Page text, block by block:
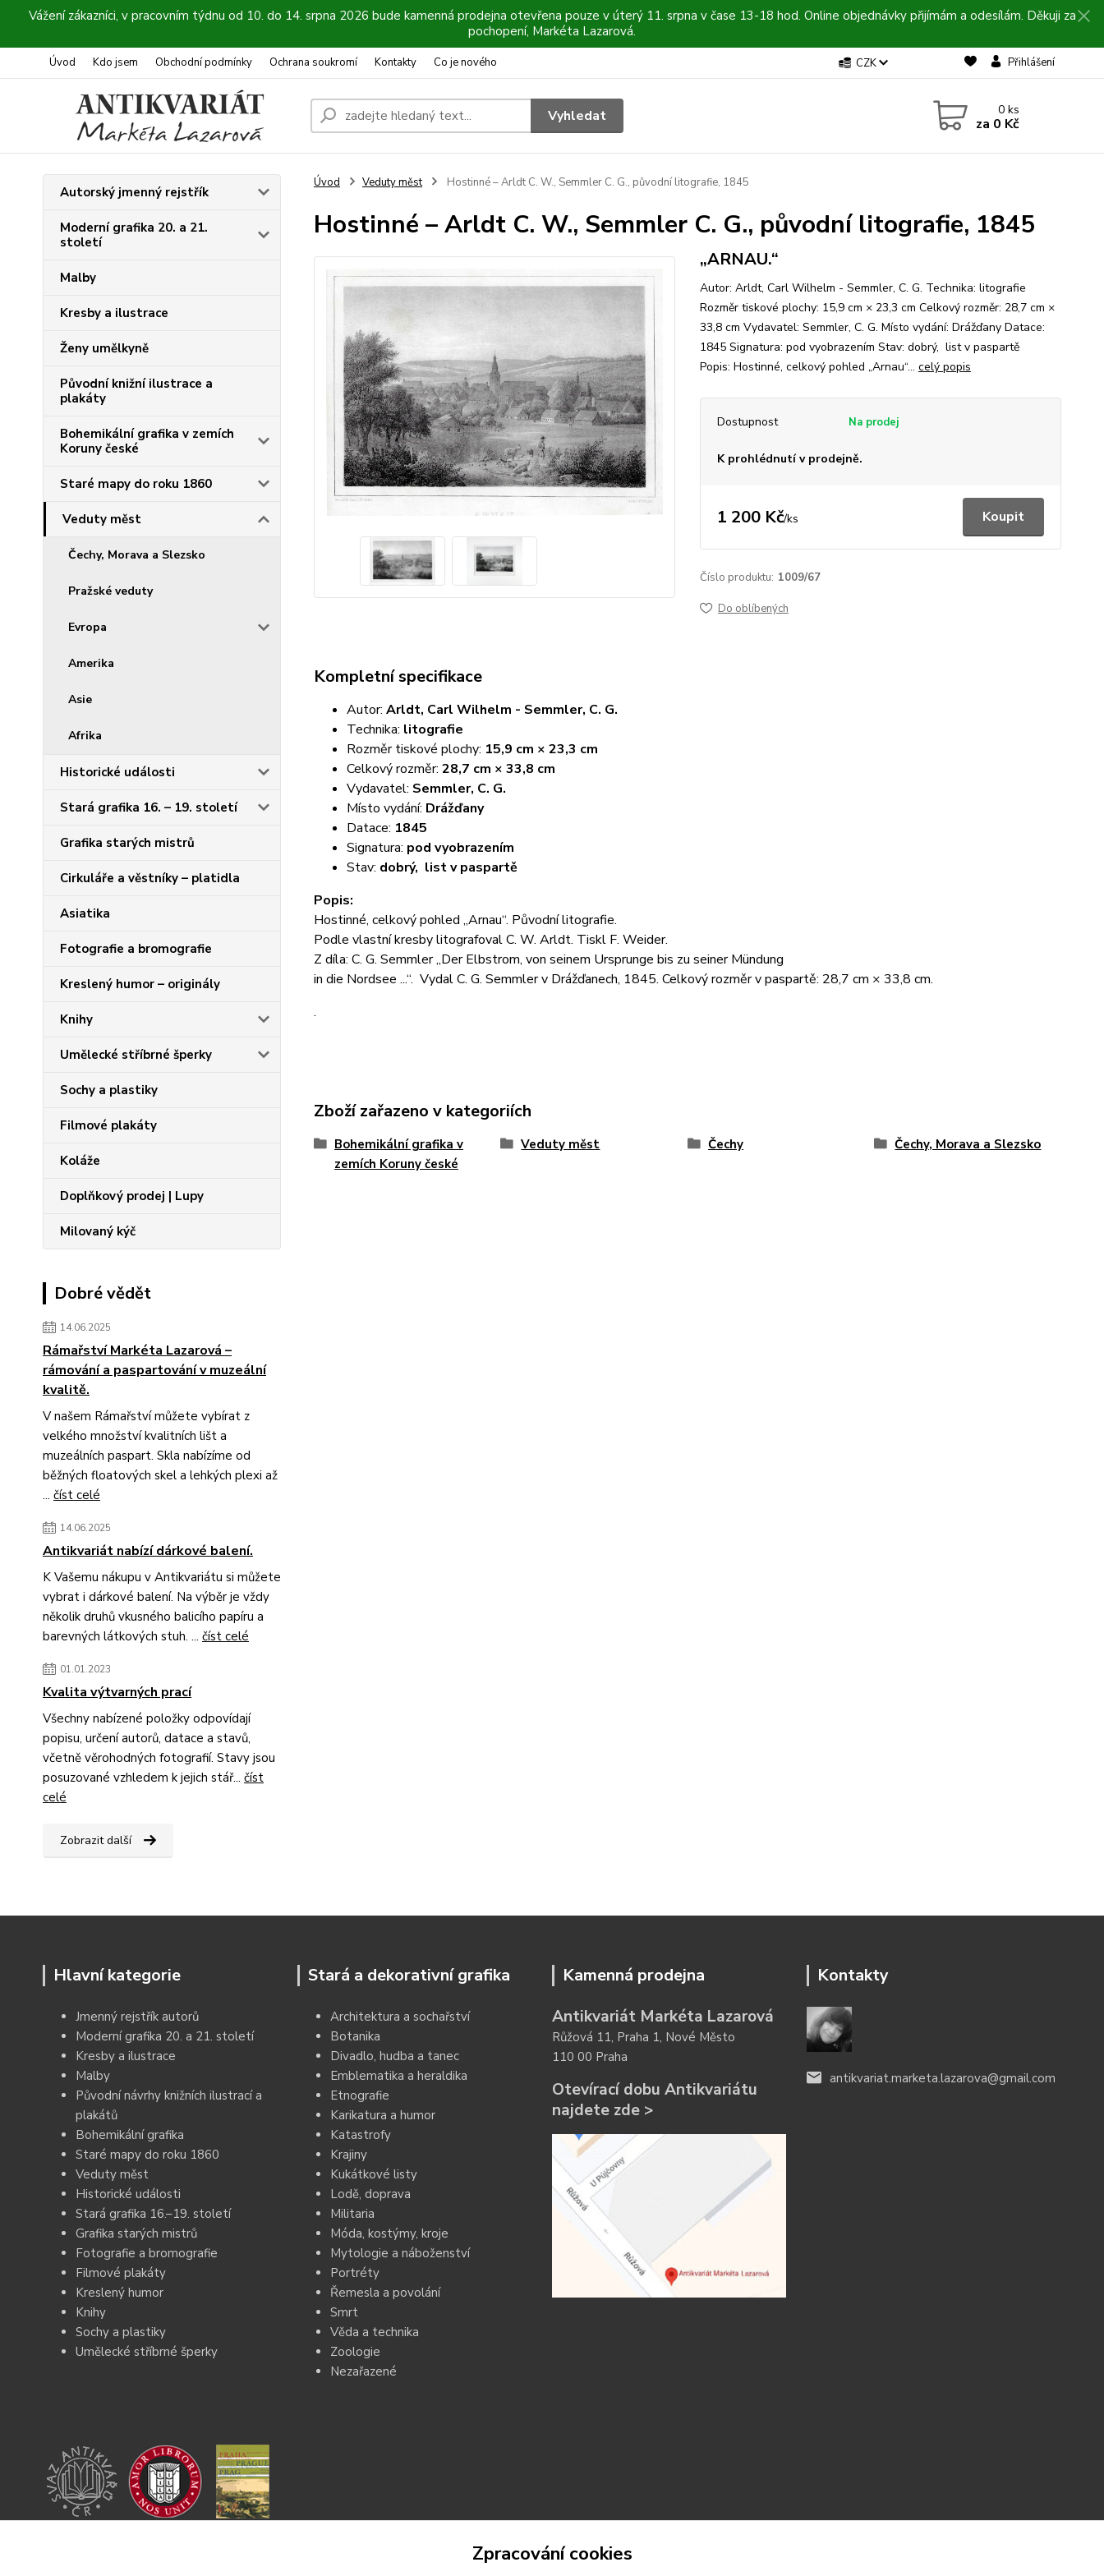
Vážení zákazníci, v pracovním týdnu od 10. do 14. srpna 2026 bude kamenná prodejna otevřena pouze v úterý 11. srpna v čase 13-18 hod. Online objednávky přijímám a odesílám. Děkuji za
pochopení, Markéta Lazarová.
Úvod Kdo jsem Obchodní podmínky Ochrana soukromí Kontakty Co je nového CZK Přihlášení
Vyhledat 0ks
za 0 Kč
Autorský jmenný rejstřík
Moderní grafika 20. a 21.
století
Malby
Kresby a ilustrace
Ženy umělkyně
Původní knižní ilustrace a
plakáty
Bohemikální grafika v zemích
Koruny české
Staré mapy do roku 1860
Veduty měst
Čechy, Morava a Slezsko
Pražské veduty
Evropa
Amerika
Asie
Afrika
Historické události
Stará grafika 16. – 19. století
Grafika starých mistrů
Cirkuláře a věstníky – platidla
Asiatika
Fotografie a bromografie
Kreslený humor – originály
Knihy
Umělecké stříbrné šperky
Sochy a plastiky
Filmové plakáty
Koláže
Doplňkový prodej | Lupy
Milovaný kýč
Dobré vědět
14.06.2025
Rámařství Markéta Lazarová –
rámování a paspartování v muzeální
kvalitě.
V našem Rámařství můžete vybírat z
velkého množství kvalitních lišt a
muzeálních paspart. Skla nabízíme od
běžných floatových skel a lehkých plexi až
... číst celé
14.06.2025
Antikvariát nabízí dárkové balení.
K Vašemu nákupu v Antikvariátu si můžete
vybrat i dárkové balení. Na výběr je vždy
několik druhů vkusného balicího papíru a
barevných látkových stuh. ... číst celé
01.01.2023
Kvalita výtvarných prací
Všechny nabízené položky odpovídají
popisu, určení autorů, datace a stavů,
včetně věrohodných fotografií. Stavy jsou
posuzované vzhledem k jejich stář... číst
celé
Zobrazit další
Úvod Veduty měst Hostinné – Arldt C. W., Semmler C. G., původní litografie, 1845
Hostinné – Arldt C. W., Semmler C. G., původní litografie, 1845
„ARNAU.“
Autor: Arldt, Carl Wilhelm - Semmler, C. G. Technika: litografie
Rozměr tiskové plochy: 15,9 cm × 23,3 cm Celkový rozměr: 28,7 cm ×
33,8 cm Vydavatel: Semmler, C. G. Místo vydání: Drážďany Datace:
1845 Signatura: pod vyobrazením Stav: dobrý, list v paspartě
Popis: Hostinné, celkový pohled „Arnau“... celý popis
Dostupnost
K prohlédnutí v prodejně.
1 200 Kč/ks Koupit
Číslo produktu: 1009/67
Do oblíbených
Kompletní specifikace
Autor: Arldt, Carl Wilhelm - Semmler, C. G.
Technika: litografie
Rozměr tiskové plochy: 15,9 cm × 23,3 cm
Celkový rozměr: 28,7 cm × 33,8 cm
Vydavatel: Semmler, C. G.
Místo vydání: Drážďany
Datace: 1845
Signatura: pod vyobrazením
Stav: dobrý, list v paspartě
Popis:
Hostinné, celkový pohled „Arnau“. Původní litografie.
Podle vlastní kresby litografoval C. W. Arldt. Tiskl F. Weider.
Z díla: C. G. Semmler „Der Elbstrom, von seinem Ursprunge bis zu seiner Mündung
in die Nordsee ...“. Vydal C. G. Semmler v Drážďanech, 1845. Celkový rozměr v paspartě: 28,7 cm × 33,8 cm.
.
Zboží zařazeno v kategoriích
Bohemikální grafika v
zemích Koruny české
Veduty měst Čechy Čechy, Morava a Slezsko
Hlavní kategorie
Jmenný rejstřík autorů
Moderní grafika 20. a 21. století
Kresby a ilustrace
Malby
Původní návrhy knižních ilustrací a
plakátů
Bohemikální grafika
Staré mapy do roku 1860
Veduty měst
Historické události
Stará grafika 16.–19. století
Grafika starých mistrů
Fotografie a bromografie
Filmové plakáty
Kreslený humor
Knihy
Sochy a plastiky
Umělecké stříbrné šperky
Stará a dekorativní grafika
Architektura a sochařství
Botanika
Divadlo, hudba a tanec
Emblematika a heraldika
Etnografie
Karikatura a humor
Katastrofy
Krajiny
Kukátkové listy
Lodě, doprava
Militaria
Móda, kostýmy, kroje
Mytologie a náboženství
Portréty
Řemesla a povolání
Smrt
Věda a technika
Zoologie
Nezařazené
Kamenná prodejna
Antikvariát Markéta Lazarová
Růžová 11, Praha 1, Nové Město
110 00 Praha
Otevírací dobu Antikvariátu
najdete zde >
Kontakty
antikvariat.marketa.lazarova@gmail.com
Zpracování cookies